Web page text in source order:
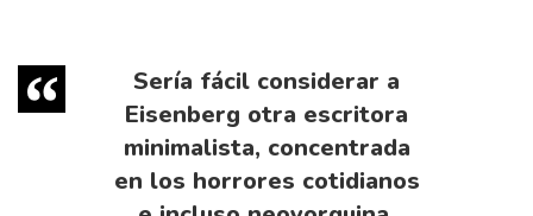
Sería fácil considerar a
Eisenberg otra escritora
minimalista, concentrada
en los horrores cotidianos